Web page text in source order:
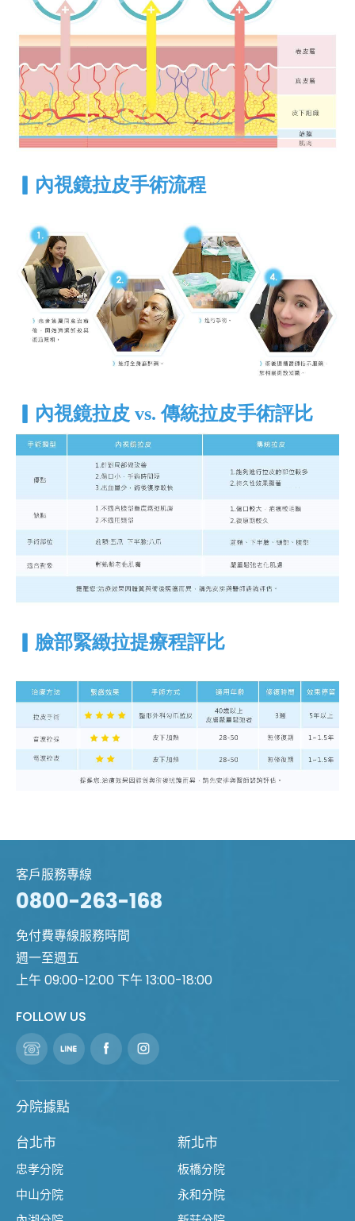
內視鏡拉皮手術流程
內視鏡拉皮 vs. 傳統拉皮手術評比
臉部緊緻拉提療程評比
客戶服務專線
0800-263-168
免付費專線服務時間
週一至週五
上午 09:00-12:00 下午 13:00-18:00
FOLLOW US
分院據點
台北市
忠孝分院
中山分院
新北市
板橋分院
永和分院